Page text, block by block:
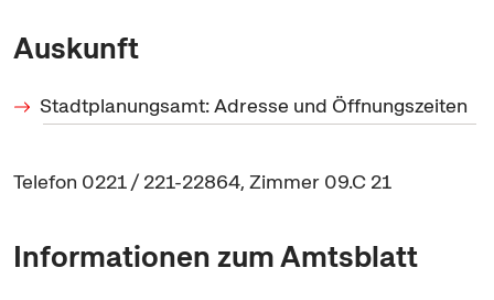
Auskunft
Stadtplanungsamt: Adresse und Öffnungszeiten
Telefon 0221 / 221-22864, Zimmer 09.C 21
Informationen zum Amtsblatt